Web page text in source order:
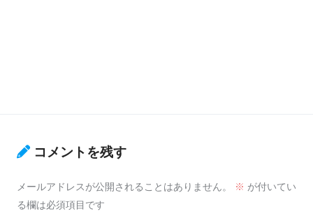
コメントを残す
メールアドレスが公開されることはありません。 ※ が付いてい
る欄は必須項目です